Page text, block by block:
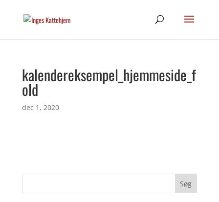
kalendereksempel_hjemmeside_f
old
dec 1, 2020